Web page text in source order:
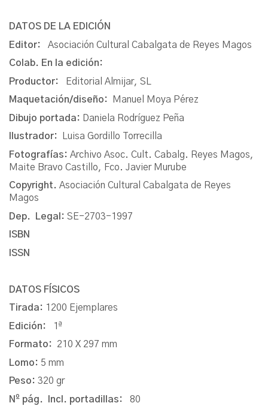
DATOS DE LA EDICIÓN
Editor: Asociación Cultural Cabalgata de Reyes Magos
Colab. En la edición:
Productor:
Editorial Almijar, SL
Maquetación/diseño:
Manuel Moya Pérez
Dibujo portada: Daniela Rodríguez Peña
Ilustrador:
Luisa Gordillo Torrecilla
Fotografías: Archivo Asoc. Cult. Cabalg. Reyes Magos,
Maite Bravo Castillo, Fco. Javier Murube
Copyright. Asociación Cultural Cabalgata de Reyes
Magos
Dep. Legal: SE-2703-1997
ISBN
ISSN
DATOS FÍSICOS
Tirada: 1200 Ejemplares
Edición:
1ª
Formato: 210 X 297 mm
Lomo: 5 mm
Peso: 320 gr
Nº pág. Incl. portadillas: 80